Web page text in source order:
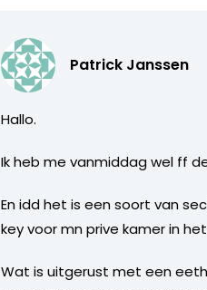
Patrick Janssen
Hallo.
Ik heb me vanmiddag wel ff
En idd het is een soort van
key voor mn prive kamer in
Wat is uitgerust met een